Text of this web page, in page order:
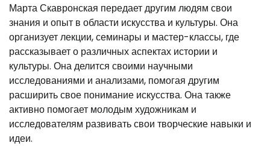
Марта Скавронская передает другим людям свои
знания и опыт в области искусства и культуры. Она
организует лекции, семинары и мастер-классы, где
рассказывает о различных аспектах истории и
культуры. Она делится своими научными
исследованиями и анализами, помогая другим
расширить свое понимание искусства. Она также
активно помогает молодым художникам и
исследователям развивать свои творческие навыки и
идеи.